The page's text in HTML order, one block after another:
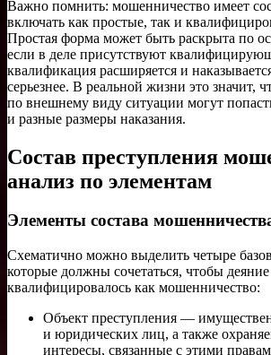
Важно помнить: мошенничество имеет
включать как простые, так и
Простая форма может быть раскрыта по
если в деле присутствуют
квалификация расширяется и
серьезнее. В реальной жизни это значит,
по внешнему виду ситуации могут
и разные размеры наказания.
Состав преступления
анализ по элементам
Элементы состава
Схематично можно выделить четыре
которые должны сочетаться, чтобы деяние
квалифицировалось как мошенничество:
Объект преступления —
и юридических лиц, а также
интересы, связанные с этими